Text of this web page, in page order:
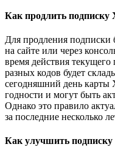
Как продлить подписку
Для продления подписки
на сайте или через
время действия
разных кодов будет
сегодняшний день
годности и могут быть
Однако это правило
за последние несколько
Как улучшить подписку